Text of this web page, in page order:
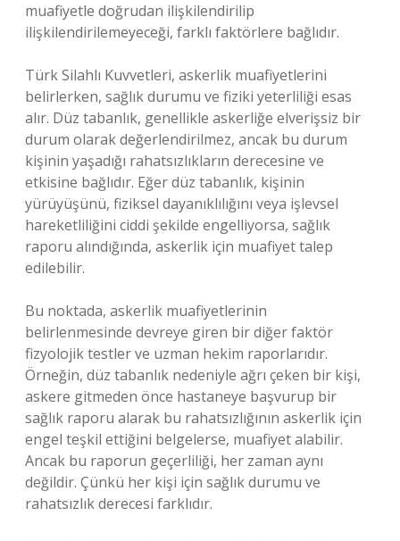
muafiyetle doğrudan ilişkilendirilip
ilişkilendirilemeyeceği, farklı faktörlere bağlıdır.
Türk Silahlı Kuvvetleri, askerlik muafiyetlerini
belirlerken, sağlık durumu ve fiziki yeterliliği esas
alır. Düz tabanlık, genellikle askerliğe elverişsiz bir
durum olarak değerlendirilmez, ancak bu durum
kişinin yaşadığı rahatsızlıkların derecesine ve
etkisine bağlıdır. Eğer düz tabanlık, kişinin
yürüyüşünü, fiziksel dayanıklılığını veya işlevsel
hareketliliğini ciddi şekilde engelliyorsa, sağlık
raporu alındığında, askerlik için muafiyet talep
edilebilir.
Bu noktada, askerlik muafiyetlerinin
belirlenmesinde devreye giren bir diğer faktör
fizyolojik testler ve uzman hekim raporlarıdır.
Örneğin, düz tabanlık nedeniyle ağrı çeken bir kişi,
askere gitmeden önce hastaneye başvurup bir
sağlık raporu alarak bu rahatsızlığının askerlik için
engel teşkil ettiğini belgelerse, muafiyet alabilir.
Ancak bu raporun geçerliliği, her zaman aynı
değildir. Çünkü her kişi için sağlık durumu ve
rahatsızlık derecesi farklıdır.